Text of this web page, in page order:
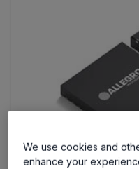
We use cookies and
enhance your